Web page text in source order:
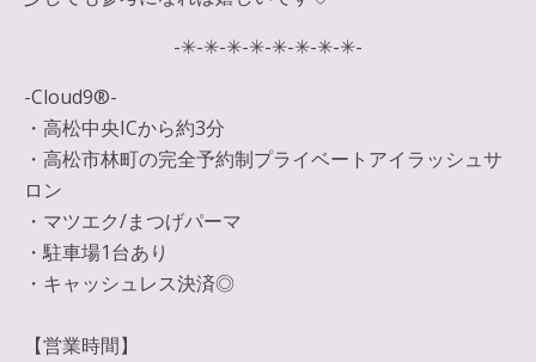
-✳︎-✳︎-✳︎-✳︎-✳︎-✳︎-✳︎-✳︎-
-Cloud9®︎-
・高松中央ICから約3分
・高松市林町の完全予約制プライベートアイラッシュサ
ロン
・マツエク/まつげパーマ
・駐車場1台あり
・キャッシュレス決済◎
【営業時間】